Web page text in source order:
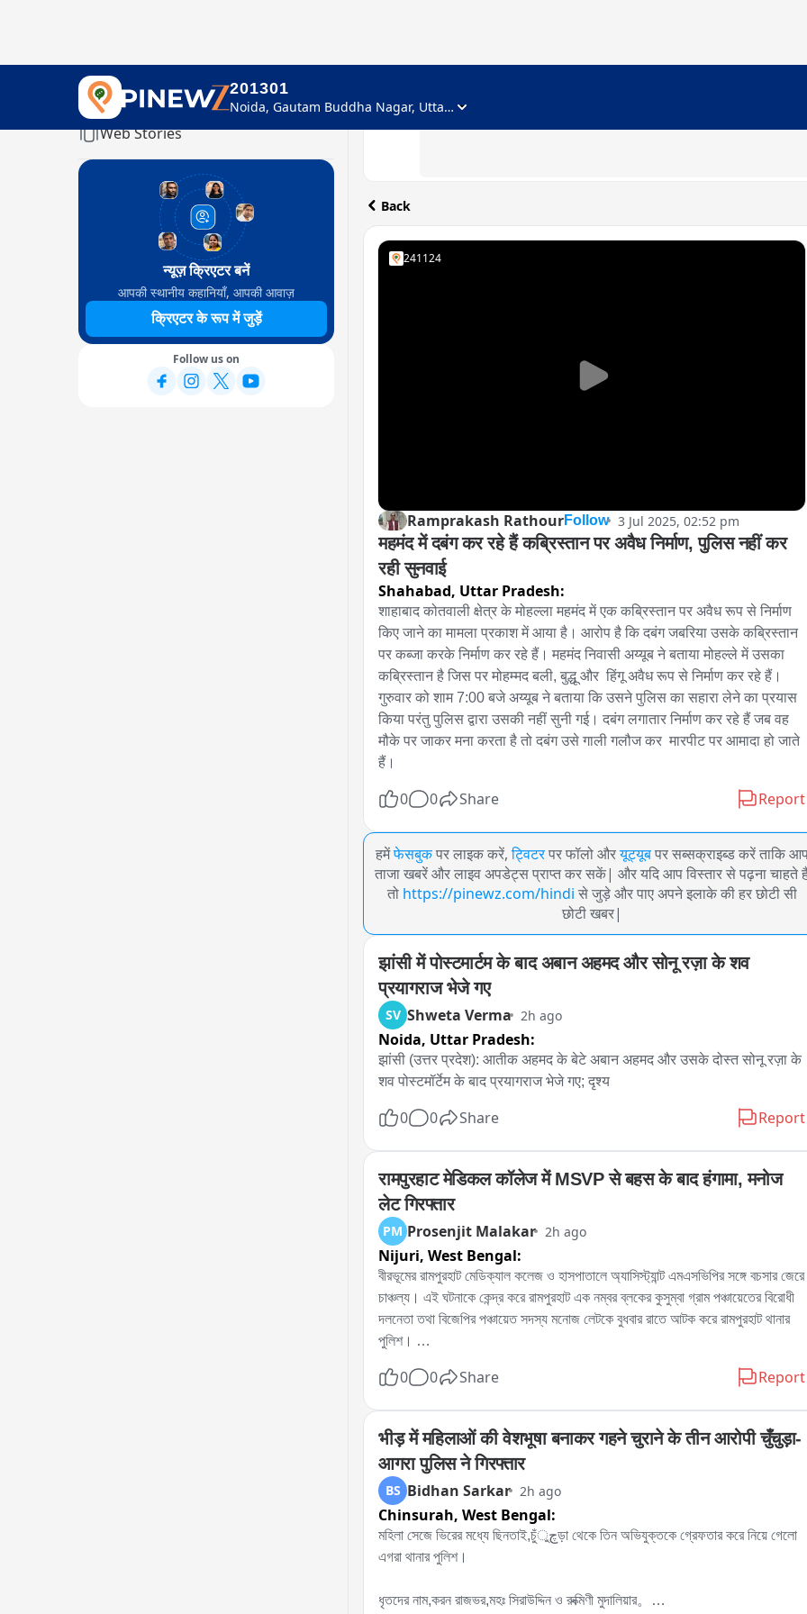
201301
Noida, Gautam Buddha Nagar, Uttar Pradesh
Home
Web Stories
न्यूज़ क्रिएटर बनें
आपकी स्थानीय कहानियाँ, आपकी आवाज़
क्रिएटर के रूप में जुड़ें
Follow us on
Back
241124
Ramprakash RathourFollow 3 Jul 2025, 02:52 pm
महमंद में दबंग कर रहे हैं कब्रिस्तान पर अवैध निर्माण, पुलिस नहीं कर
रही सुनवाई
Shahabad, Uttar Pradesh:
शाहाबाद कोतवाली क्षेत्र के मोहल्ला महमंद में एक कब्रिस्तान पर अवैध रूप से निर्माण
किए जाने का मामला प्रकाश में आया है। आरोप है कि दबंग जबरिया उसके कब्रिस्तान
पर कब्जा करके निर्माण कर रहे हैं। महमंद निवासी अय्यूब ने बताया मोहल्ले में उसका
कब्रिस्तान है जिस पर मोहम्मद बली, बुद्धू और  हिंगू अवैध रूप से निर्माण कर रहे हैं।
गुरुवार को शाम 7:00 बजे अय्यूब ने बताया कि उसने पुलिस का सहारा लेने का प्रयास
किया परंतु पुलिस द्वारा उसकी नहीं सुनी गई। दबंग लगातार निर्माण कर रहे हैं जब वह
मौके पर जाकर मना करता है तो दबंग उसे गाली गलौज कर  मारपीट पर आमादा हो जाते
हैं।
0 0 Share Report
हमेंफेसबुक पर लाइक करें, ट्विटर पर फॉलो औरयूट्यूब पर सब्सक्राइब्ड करें ताकि
ताजा खबरें और लाइव अपडेट्स प्राप्त कर सकें| और यदि आप विस्तार से पढ़ना चाहते
तो https://pinewz.com/hindi से जुड़े और पाए अपने इलाके की हर छोटी सी
छोटी खबर|
झांसी में पोस्टमार्टम के बाद अबान अहमद और सोनू रज़ा के शव
प्रयागराज भेजे गए
SV Shweta Verma 2h ago
Noida, Uttar Pradesh:
झांसी (उत्तर प्रदेश): आतीक अहमद के बेटे अबान अहमद और उसके दोस्त सोनू रज़ा के
शव पोस्टमॉर्टेम के बाद प्रयागराज भेजे गए; दृश्य
0 0 Share Report
रामपुरहाट मेडिकल कॉलेज में MSVP से बहस के बाद हंगामा, मनोज
लेट गिरफ्तार
PM Prosenjit Malakar 2h ago
Nijuri, West Bengal:
বীরভূমের রামপুরহাট মেডিক্যাল কলেজ ও হাসপাতালে অ্যাসিস্ট্যান্ট এমএসভিপির সঙ্গে বচসার জেরে
চাঞ্চল্য। এই ঘটনাকে কেন্দ্র করে রামপুরহাট এক নম্বর ব্লকের কুসুম্বা গ্রাম পঞ্চায়েতের বিরোধী
দলনেতা তথা বিজেপির পঞ্চায়েত সদস্য মনোজ লেটকে বুধবার রাতে আটক করে রামপুরহাট থানার
পুলিশ।
একাধিক নেতৃত্ব ও কর্মীরা। তাঁরা মনোজ লেটকে কোন অভিযোগে আটক করা হয়েছে, সেই বিষয়ে
প্রয়োজনীয় প্রক্রিয়া সম্পন্ন করে এদিন সকালে বিজেপির বিরোধী দলনেতা মনোজ লেটকে ছেড়ে
দেয় রামপুরহাট থানার পুলিশ।
0 0 Share Report
भीड़ में महिलाओं की वेशभूषा बनाकर गहने चुराने के तीन आरोपी चुँचुड़ा-
आगरा पुलिस ने गिरफ्तार
BS Bidhan Sarkar 2h ago
Chinsurah, West Bengal:
মহিলা সেজে ভিরের মধ্যে ছিনতাই,চুঁچুড়া থেকে তিন অভিযুক্তকে গ্রেফতার করে নিয়ে গেলো
এগরা থানার পুলিশ।
ধৃতদের নাম,করন রাজভর,মহঃ সিরাউদ্দিন ও রুক্মিণী মুদালিয়ার。